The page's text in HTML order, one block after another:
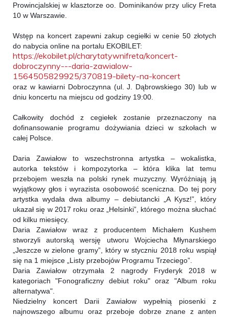
Prowincjalskiej w klasztorze oo. Dominikanów przy ulicy Freta
10 w Warszawie.
Wstęp na koncert zapewni zakup cegiełki w cenie 50 złotych
do nabycia online na portalu EKOBILET:
https://ekobilet.pl/charytatywnifreta/koncert-
dobroczynny---daria-zawialow-
1564505829925/370819-bilety-na-koncert
oraz w kawiarni Dobroczynna (ul. J. Dąbrowskiego 30) lub w
dniu koncertu na miejscu od godziny 19:00.
Całkowity dochód z cegiełek zostanie przeznaczony na
dofinansowanie programu dożywiania dzieci w szkołach w
całej Polsce.
Daria Zawiałow to wszechstronna artystka – wokalistka,
autorka tekstów i kompozytorka – która klika lat temu
przebojem weszła na polski rynek muzyczny. Wyróżniają ją
wyjątkowy głos i wyrazista osobowość sceniczna. Do tej pory
artystka wydała dwa albumy – debiutancki „A Kysz!”, który
ukazał się w 2017 roku oraz „Helsinki”, którego można słuchać
od kilku miesięcy.
Daria Zawiałow wraz z producentem Michałem Kushem
stworzyli autorską wersję utworu Wojciecha Młynarskiego
„Jeszcze w zielone gramy”, który w styczniu 2018 roku wspiął
się na 1 miejsce „Listy przebojów Programu Trzeciego”.
Daria Zawiałow otrzymała 2 nagrody Fryderyk 2018 w
kategoriach "Fonograficzny debiut roku" oraz "Album roku
alternatywa".
Niedzielny koncert Darii Zawiałow wypełnią piosenki z
najnowszego albumu oraz przeboje dobrze znane z anten